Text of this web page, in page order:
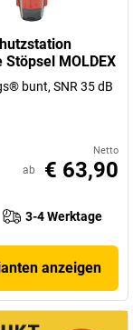
Stöpsel MOLDEX
bunt, SNR 35 dB
Netto
ab € 63,90
3-4 Werktage
anzeigen